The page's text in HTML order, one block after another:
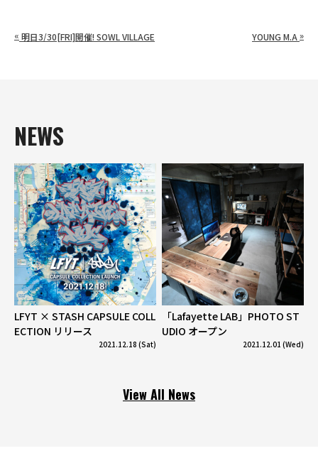
« 明日3/30[FRI]開催! SOWL VILLAGE YOUNG M.A»
NEWS
LFYT × STASH CAPSULE COLL
ECTION リリース
2021.12.18 (Sat)
「Lafayette LAB」PHOTO ST
UDIO オープン
2021.12.01 (Wed)
View All News